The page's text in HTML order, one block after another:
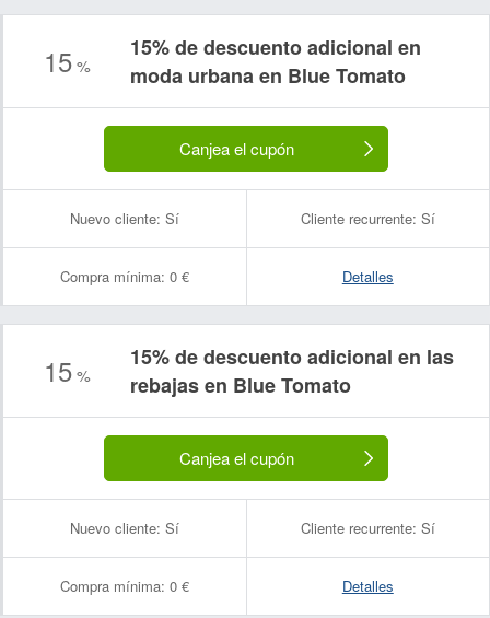
15 %
15% de descuento adicional en
moda urbana en Blue Tomato
Canjea el cupón
Nuevo cliente: Sí Cliente recurrente: Sí
Compra mínima: 0 € Detalles
15 %
15% de descuento adicional en las
rebajas en Blue Tomato
Canjea el cupón
Nuevo cliente: Sí Cliente recurrente: Sí
Compra mínima: 0 € Detalles